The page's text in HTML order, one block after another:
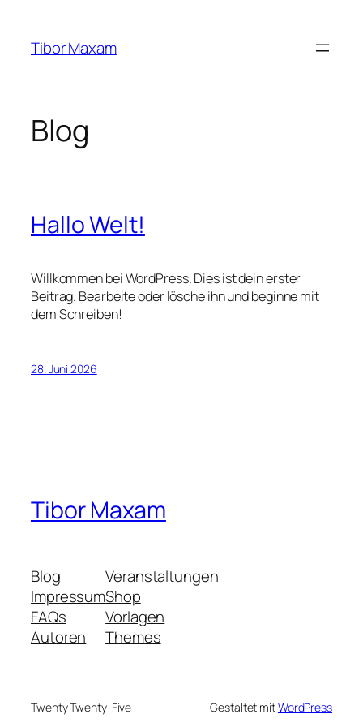
springen
Tibor Maxam
Blog
Hallo Welt!
Willkommen bei WordPress. Dies ist dein erster
Beitrag. Bearbeite oder lösche ihn und beginne mit
dem Schreiben!
28. Juni 2026
Tibor Maxam
Blog
Impressum
FAQs
Autoren
Veranstaltungen
Shop
Vorlagen
Themes
Twenty Twenty-Five Gestaltet mitWordPress